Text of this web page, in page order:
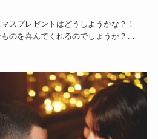
スプレゼントはどうしようかな？！
のを喜んでくれるのでしょうか？！